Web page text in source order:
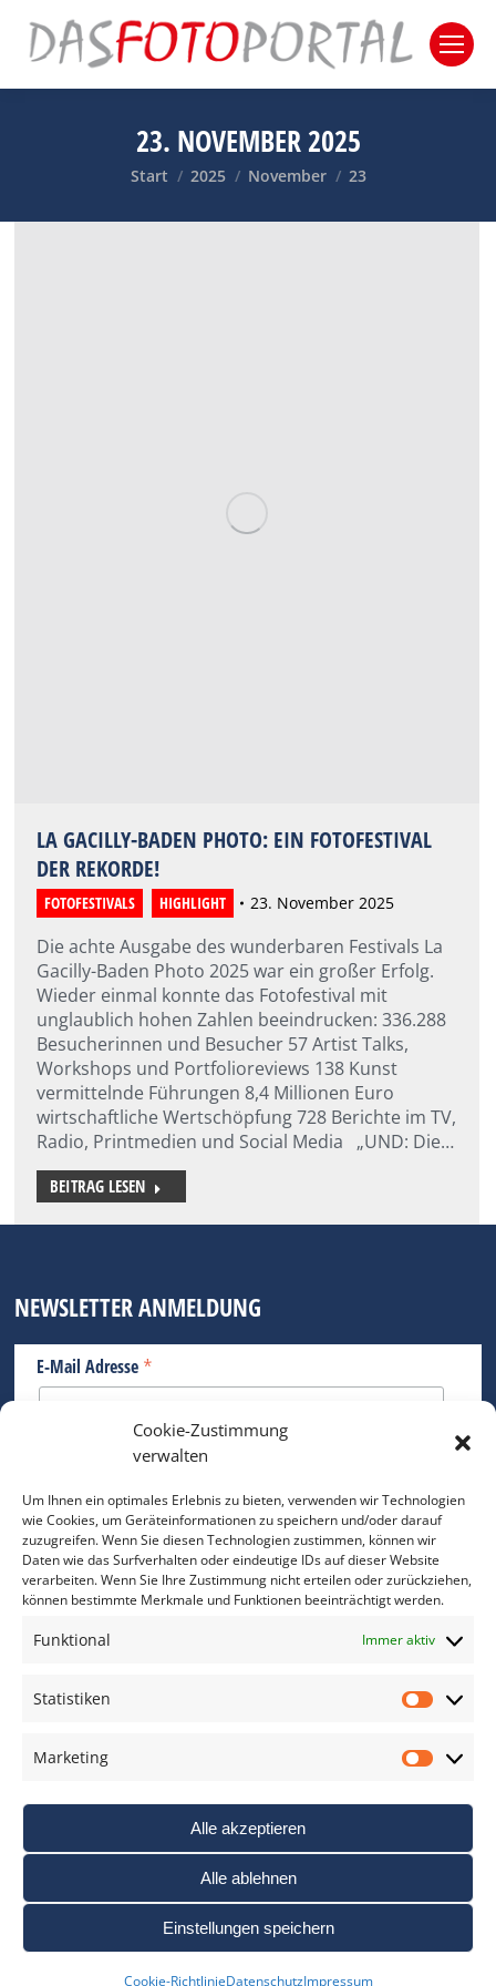
Cookie-Zustimmung
verwalten
Um Ihnen ein optimales Erlebnis zu bieten, verwenden wir Technologien
wie Cookies, um Geräteinformationen zu speichern und/oder darauf
zuzugreifen. Wenn Sie diesen Technologien zustimmen, können wir
Daten wie das Surfverhalten oder eindeutige IDs auf dieser Website
verarbeiten. Wenn Sie Ihre Zustimmung nicht erteilen oder zurückziehen,
können bestimmte Merkmale und Funktionen beeinträchtigt werden.
Funktional Immer aktiv
Statistiken
Marketing
Alle akzeptieren
Alle ablehnen
Einstellungen speichern
Cookie-RichtlinieDatenschutzImpressum
23. NOVEMBER 2025
Sie befinden sich hier:
Start 2025 November 23
LA GACILLY-BADEN PHOTO: EIN FOTOFESTIVAL
DER REKORDE!
FOTOFESTIVALS HIGHLIGHT 23. November 2025
Die achte Ausgabe des wunderbaren Festivals La
Gacilly-Baden Photo 2025 war ein großer Erfolg.
Wieder einmal konnte das Fotofestival mit
unglaublich hohen Zahlen beeindrucken: 336.288
Besucherinnen und Besucher 57 Artist Talks,
Workshops und Portfolioreviews 138 Kunst
vermittelnde Führungen 8,4 Millionen Euro
wirtschaftliche Wertschöpfung 728 Berichte im TV,
Radio, Printmedien und Social Media „UND: Die…
BEITRAG LESEN
NEWSLETTER ANMELDUNG
E-Mail Adresse *
Bitte geben Sie Ihre E-Mail Adresse ein.
*